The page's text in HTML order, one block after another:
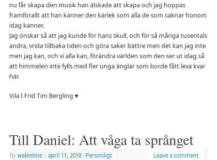
nu får skapa den musik han älskade att skapa och jag hoppas
framförallt att han känner den kärlek som alla de som saknar honom
idag känner.
Jag önskar så att jag kunde för hans skull, och för så många tusentals
andra, vrida tillbaka tiden och göra saker bättre men det kan jag inte
men jag kan, och vi alla kan, förändra världen som den ser ut idag så
att himmelen inte fylls med fler unga änglar som borde fått leva kvar
här.
Vila I Frid Tim Bergling ♥
Till Daniel: Att våga ta språnget
By walentine april 11, 2018 Personligt Leave a comment